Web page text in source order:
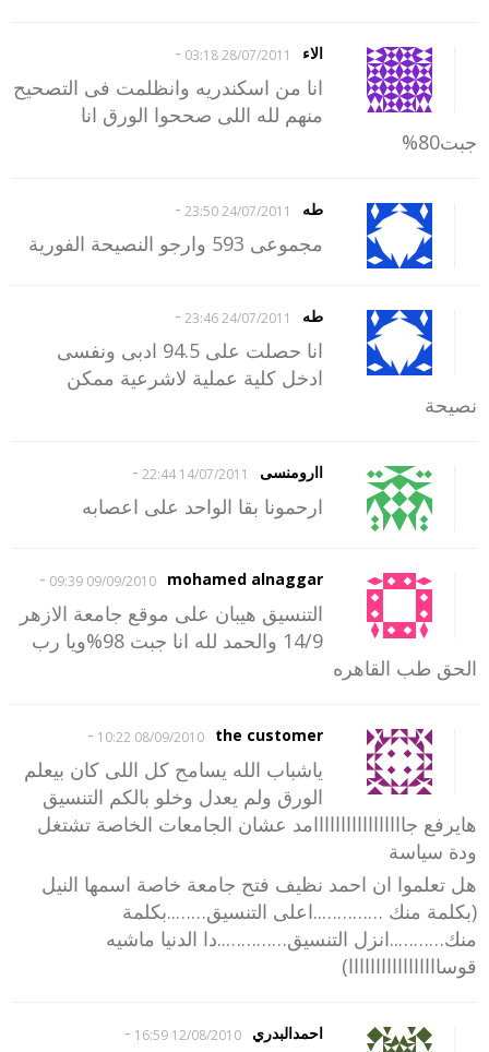
الاء 28/07/2011 03:18
-
انا من اسكندريه وانظلمت فى التصحيح
منهم لله اللى صححوا الورق انا
جبت80%
طه 24/07/2011 23:50
-
مجموعى 593 وارجو النصيحة الفورية
طه 24/07/2011 23:46
-
انا حصلت على 94.5 ادبى ونفسى
ادخل كلية عملية لاشرعية ممكن
نصيحة
اارومنسى 14/07/2011 22:44
-
ارحمونا بقا الواحد على اعصابه
mohamed alnaggar
09/09/2010 09:39
-
التنسيق هيبان على موقع جامعة الازهر
14/9 والحمد لله انا جبت 98%ويا رب
الحق طب القاهره
the customer
08/09/2010 10:22
-
ياشباب الله يسامح كل اللى كان بيعلم
الورق ولم يعدل وخلو بالكم التنسيق
هايرفع جااااااااااااااااامد عشان الجامعات الخاصة تشتغل
ودة سياسة
هل تعلموا ان احمد نظيف فتح جامعة خاصة اسمها النيل
(بكلمة منك …………..اعلى التنسيق……..بكلمة
منك………..انزل التنسيق…………..دا الدنيا ماشيه
قوسااااااااااااااااا)
احمدالبدري 12/08/2010 16:59
-